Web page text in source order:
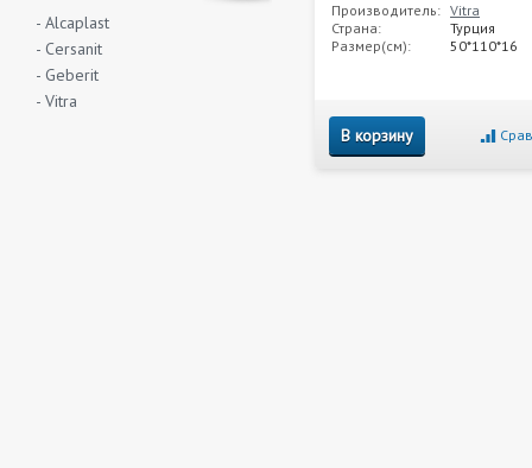
- Alcaplast
- Cersanit
- Geberit
- Vitra
Производитель: Vitra
Страна:
Турция
Размер(см):
50*110*16
В корзину